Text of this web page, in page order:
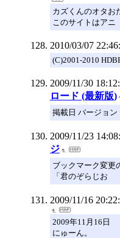
カズくんのオタお
このサイトはアニ
2010/03/07
(C)2001-2010
2009/11/30
ロード (最新版)
掲載日 バージョ
2009/11/23
ジ
ブックマーク変更
「君のぞらじお
2009/11/16
2009年11月16日
にゅーん。